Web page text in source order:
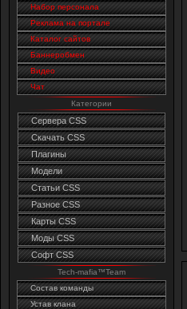
Набор персонала
Реклама на портале
Каталог сайтов
Баннеробмен
Видео
Чат
Категории
Сервера CSS
Скачать CSS
Плагины
Модели
Статьи CSS
Разное CSS
Карты CSS
Моды CSS
Софт CSS
Tech-mafia™Team
Состав команды
Устав клана